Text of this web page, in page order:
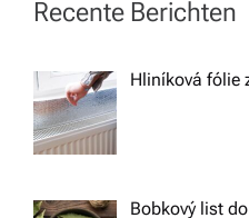
n
a
v
Recente Berichten
Hliníková fólie
Bobkový list